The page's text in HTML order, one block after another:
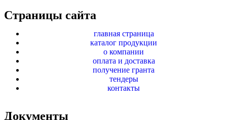
Страницы сайта
главная страница
каталог продукции
о компании
оплата и доставка
получение гранта
тендеры
контакты
Документы